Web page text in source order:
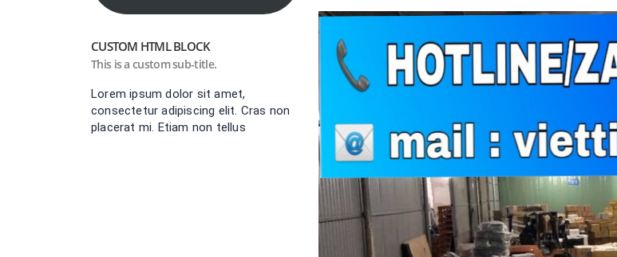
CUSTOM HTML BLOCK
This is a custom sub-title.
Lorem ipsum dolor sit amet,
consectetur adipiscing elit. Cras non
placerat mi. Etiam non tellus